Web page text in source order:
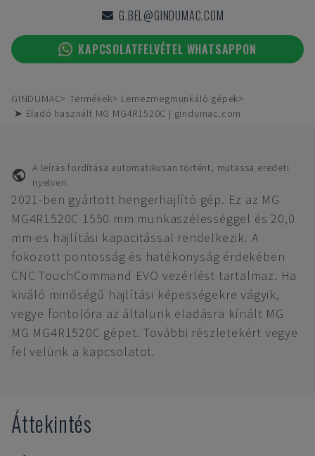
G.BEL@GINDUMAC.COM
KAPCSOLATFELVÉTEL WHATSAPPON
GINDUMAC Termékek
Lemezmegmunkáló gépek
➤ Eladó használt MG MG4R1520C | gindumac.com
A leírás fordítása automatikusan történt, mutassa eredeti
nyelven.
2021-ben gyártott hengerhajlító gép. Ez az MG
MG4R1520C 1550 mm munkaszélességgel és 20,0
mm-es hajlítási kapacitással rendelkezik. A
fokozott pontosság és hatékonyság érdekében
CNC TouchCommand EVO vezérlést tartalmaz. Ha
kiváló minőségű hajlítási képességekre vágyik,
vegye fontolóra az általunk eladásra kínált MG
MG MG4R1520C gépet. További részletekért vegye
fel velünk a kapcsolatot.
Áttekintés